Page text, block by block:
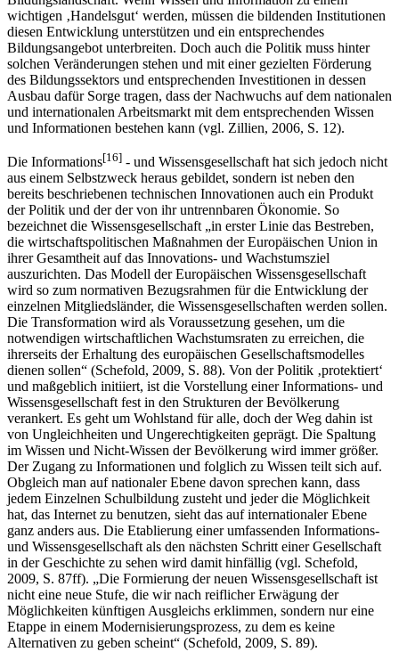
Mit dieser Entwicklung einher geht ein verstärkter Fokus auf die
Bildungslandschaft. Wenn Wissen und Information zu einem
wichtigen ‚Handelsgut‘ werden, müssen die bildenden Institutionen
diesen Entwicklung unterstützen und ein entsprechendes
Bildungsangebot unterbreiten. Doch auch die Politik muss hinter
solchen Veränderungen stehen und mit einer gezielten Förderung
des Bildungssektors und entsprechenden Investitionen in dessen
Ausbau dafür Sorge tragen, dass der Nachwuchs auf dem nationalen
und Informationen bestehen kann (vgl. Zillien, 2006, S. 12).
Die Informations[16]- und Wissensgesellschaft hat sich jedoch nicht
aus einem Selbstzweck heraus gebildet, sondern ist neben den
bereits beschriebenen technischen Innovationen auch ein Produkt
der Politik und der der von ihr untrennbaren Ökonomie. So
bezeichnet die Wissensgesellschaft „in erster Linie das Bestreben,
die wirtschaftspolitischen Maßnahmen der Europäischen Union in
ihrer Gesamtheit auf das Innovations- und Wachstumsziel
auszurichten. Das Modell der Europäischen Wissensgesellschaft
wird so zum normativen Bezugsrahmen für die Entwicklung der
einzelnen Mitgliedsländer, die Wissensgesellschaften werden sollen.
Die Transformation wird als Voraussetzung gesehen, um die
notwendigen wirtschaftlichen Wachstumsraten zu erreichen, die
ihrerseits der Erhaltung des europäischen Gesellschaftsmodelles
dienen sollen“ (Schefold, 2009, S. 88). Von der Politik ‚protektiert‘
und maßgeblich initiiert, ist die Vorstellung einer Informations- und
Wissensgesellschaft fest in den Strukturen der Bevölkerung
verankert. Es geht um Wohlstand für alle, doch der Weg dahin ist
von Ungleichheiten und Ungerechtigkeiten geprägt. Die Spaltung
im Wissen und Nicht-Wissen der Bevölkerung wird immer größer.
Der Zugang zu Informationen und folglich zu Wissen teilt sich auf.
Obgleich man auf nationaler Ebene davon sprechen kann, dass
jedem Einzelnen Schulbildung zusteht und jeder die Möglichkeit
hat, das Internet zu benutzen, sieht das auf internationaler Ebene
ganz anders aus. Die Etablierung einer umfassenden Informations-
und Wissensgesellschaft als den nächsten Schritt einer Gesellschaft
in der Geschichte zu sehen wird damit hinfällig (vgl. Schefold,
2009, S. 87ff). „Die Formierung der neuen Wissensgesellschaft ist
nicht eine neue Stufe, die wir nach reiflicher Erwägung der
Möglichkeiten künftigen Ausgleichs erklimmen, sondern nur eine